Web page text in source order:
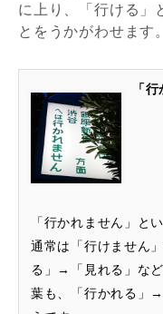
に上り、「行ける」
とをうかがわせます。
「
「行かれません」と
通常は「行けません
る」→「見れる」な
葉も、「行かれる」